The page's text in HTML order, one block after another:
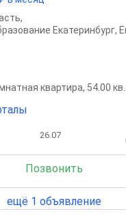
,
Екатеринбург,
квартира, 54.00
26.07
Позвонить
ещё 1 объявление